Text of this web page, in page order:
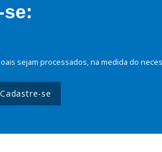
sejam processados, na medida do
Cadastre-se